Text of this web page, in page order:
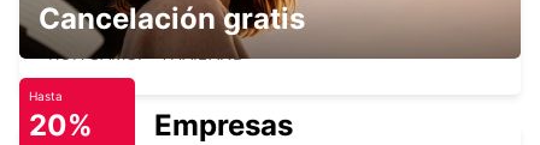
SAMUI AEROPUERTO INTERNACIONAL
KOH SAMUI - THAILAND
Cancelación gratis
Hasta
20% Empresas